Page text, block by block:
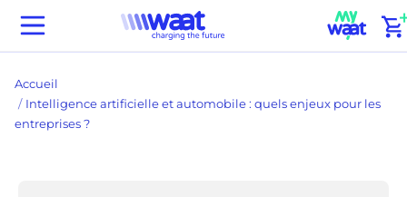
Passer
Waat
home
Accueil
Intelligence artificielle et automobile : quels enjeux pour les
entreprises ?